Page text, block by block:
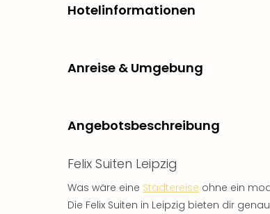
Hotelinformationen
Anreise & Umgebung
Angebotsbeschreibung
Felix Suiten Leipzig
Was wäre eine Städtereise ohne ein
Die Felix Suiten in Leipzig bieten dir